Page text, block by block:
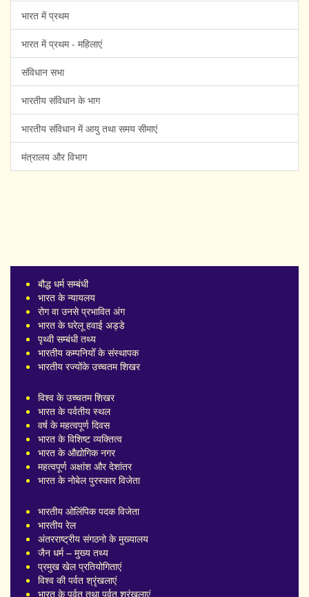
भारत में प्रथम
भारत में प्रथम - महिलाएं
संविधान सभा
भारतीय संविधान के भाग
भारतीय संविधान में आयु तथा समय सीमाएं
मंत्रालय और विभाग
बौद्ध धर्म सम्बंधी
भारत के न्यायलय
रोग वा उनसे प्रभावित अंग
भारत के घरेलू हवाई अड्डे
पृथ्वी सम्बंधी तथ्य
भारतीय कम्पनियोँ के संस्थापक
भारतीय रज्योंके उच्चतम शिखर
विश्व के उच्चतम शिखर
भारत के पर्वतीय स्थल
वर्ष के महत्वपूर्ण दिवस
भारत के विशिष्ट व्यक्तित्व
भारत के औद्योगिक नगर
महत्वपूर्ण अक्षांश और देशांतर
भारत के नोबेल पुरस्कार विजेता
भारतीय ओलिंपिक पदक विजेता
भारतीय रेल
अंतरराष्ट्रीय संगठनो के मुख्यालय
जैन धर्म – मुख्य तथ्य
प्रमुख खेल प्रतियोगिताएं
विश्व की पर्वत श्रृंखलाएं
भारत के पर्वत तथा पर्वत श्रृंखलाएं